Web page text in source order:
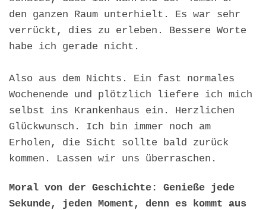
den ganzen Raum unterhielt. Es war sehr
verrückt, dies zu erleben. Bessere Worte
habe ich gerade nicht.
Also aus dem Nichts. Ein fast normales
Wochenende und plötzlich liefere ich mich
selbst ins Krankenhaus ein. Herzlichen
Glückwunsch. Ich bin immer noch am
Erholen, die Sicht sollte bald zurück
kommen. Lassen wir uns überraschen.
Moral von der Geschichte: Genieße jede
Sekunde, jeden Moment, denn es kommt aus